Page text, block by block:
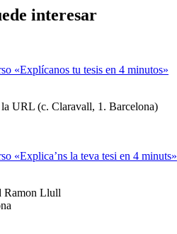
interesar
«Explícanos tu tesis en 4 minutos»
la URL (c. Claravall, 1. Barcelona)
«Explica’ns la teva tesi en 4 minuts»
Ramon Llull